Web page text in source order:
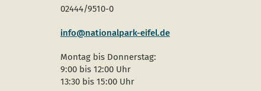
02444/9510-0
info@nationalpark-eifel.de
Montag bis Donnerstag:
9:00 bis 12:00 Uhr
13:30 bis 15:00 Uhr